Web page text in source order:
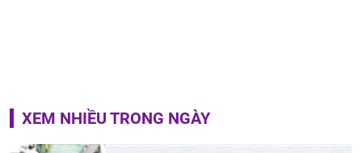
XEM NHIỀU TRONG NGÀY